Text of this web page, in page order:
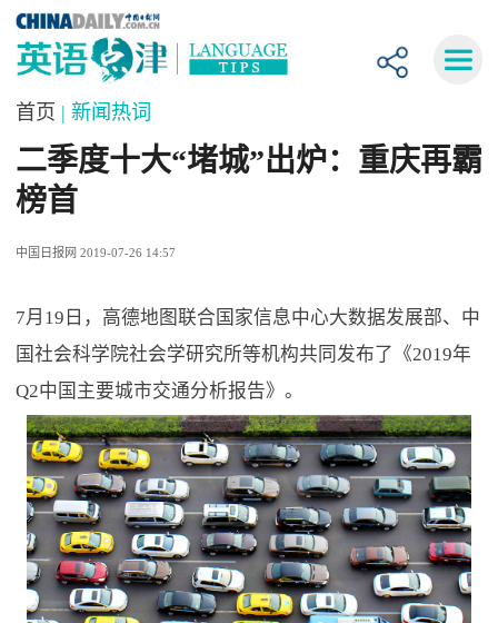
首页 | 新闻热词
二季度十大“堵城”出炉：重庆再霸
榜首
中国日报网 2019-07-26 14:57
7月19日，高德地图联合国家信息中心大数据发展部、中
国社会科学院社会学研究所等机构共同发布了《2019年
Q2中国主要城市交通分析报告》。